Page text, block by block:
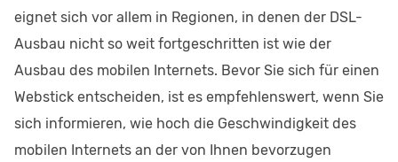
eignet sich vor allem in Regionen, in denen der DSL-
Ausbau nicht so weit fortgeschritten ist wie der
Ausbau des mobilen Internets. Bevor Sie sich für einen
Webstick entscheiden, ist es empfehlenswert, wenn Sie
sich informieren, wie hoch die Geschwindigkeit des
mobilen Internets an der von Ihnen bevorzugen